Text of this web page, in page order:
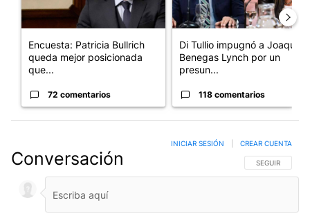
Encuesta: Patricia Bullrich
queda mejor posicionada
que...
72 comentarios
Di Tullio impugnó a Joaquín
Benegas Lynch por un
presun...
118 comentarios
Conversación SIGA ESTA
SEGUIR
INICIAR SESIÓN CREAR CUENTA